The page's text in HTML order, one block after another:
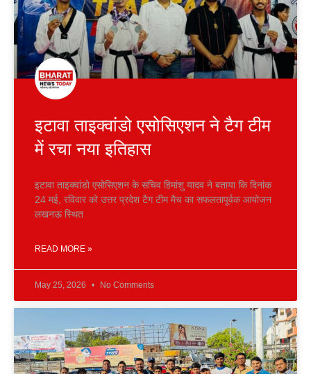
इटावा ताइक्वांडो एसोसिएशन ने टैग टीम
में रचा नया इतिहास
इटावा ताइक्वांडो एसोसिएशन के सचिव हिमांशु यादव ने बताया कि दिनांक
24 मई, रविवार को उत्तर प्रदेश टैग टीम मैच का सफलतापूर्वक आयोजन
लखनऊ स्थित
READ MORE »
May 25, 2026 No Comments